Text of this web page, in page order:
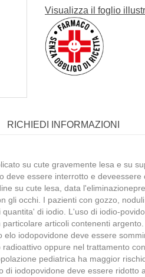
Visualizza il foglio
RICHIEDI INFORMAZIONI
su cute gravemente lesa e su
deve essere interrotto e
su cute lesa, data
gli occhi. I pazienti con gozzo,
di iodio. L'uso di iodio-
articoli contenenti
iodopovidone deve essere
oppure nel trattamento
pediatrica ha maggior
iodopovidone deve essere